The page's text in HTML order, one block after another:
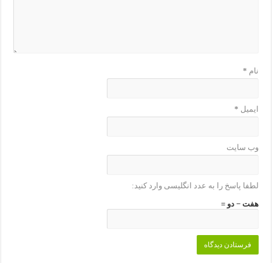
نام *
ایمیل *
وب‌ سایت
لطفا پاسخ را به عدد انگلیسی وارد کنید:
هفت − دو =